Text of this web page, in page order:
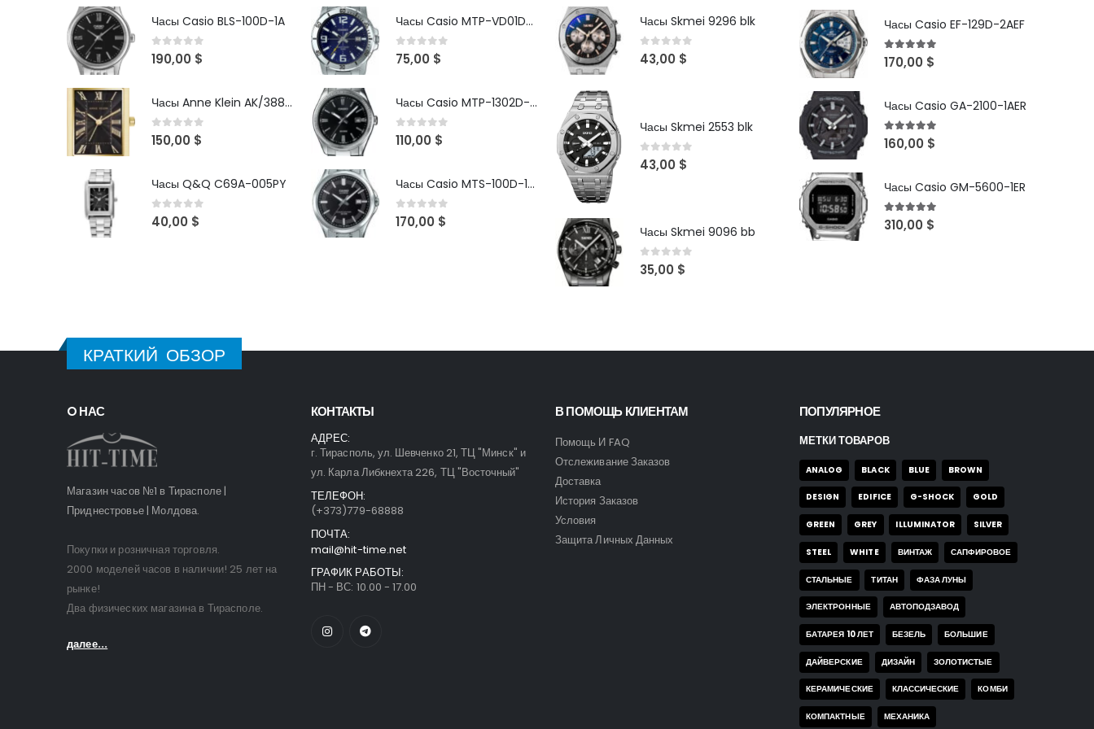
Часы Casio BLS-100D-1A
0out of 5
190,00 $
Часы Anne Klein AK/3882BKGB
0out of 5
150,00 $
Часы Q&Q C69A-005PY
0 out of 5
40,00 $
Часы Casio MTP-VD01D-2B
0out of 5
75,00 $
Часы Casio MTP-1302D-1A1VDF
0out of 5
110,00 $
Часы Casio MTS-100D-1AV
0out of 5
170,00 $
Часы Skmei 9296 blk
0 out of 5
43,00 $
Часы Skmei 2553 blk
0 out of 5
43,00 $
Часы Skmei 9096 bb
0out of 5
35,00 $
Часы Casio EF-129D-2AEF
5out of 5
170,00 $
Часы Casio GA-2100-1AER
5out of 5
160,00 $
Часы Casio GM-5600-1ER
5out of 5
310,00 $
КРАТКИЙ ОБЗОР
O НАС
Магазин часов №1 в Тирасполе |
Приднестровье | Молдова.
Покупки и розничная торговля.
2000 моделей часов в наличии! 25 лет на
рынке!
Два физических магазина в Тирасполе.
далее...
КОНТАКТЫ
АДРЕС:
г. Тирасполь, ул. Шевченко 21, ТЦ "Минск" и
ул. Карла Либкнехта 226, ТЦ "Восточный"
ТЕЛЕФОН:
(+373)779-68888
ПОЧТА:
mail@hit-time.net
ГРАФИК РАБОТЫ:
ПН - ВС: 10.00 - 17.00
В ПОМОЩЬ КЛИЕНТАМ
Помощь И FAQ
Отслеживание Заказов
Доставка
История Заказов
Условия
Защита Личных Данных
ПОПУЛЯРНОЕ
МЕТКИ ТОВАРОВ
ANALOG BLACK BLUE BROWN
DESIGN EDIFICE G-SHOCK GOLD
GREEN GREY ILLUMINATOR SILVER
STEEL WHITE ВИНТАЖ САПФИРОВОЕ
СТАЛЬНЫЕ ТИТАН ФАЗА ЛУНЫ
ЭЛЕКТРОННЫЕ АВТОПОДЗАВОД
БАТАРЕЯ 10 ЛЕТ БЕЗЕЛЬ БОЛЬШИЕ
ДАЙВЕРСКИЕ ДИЗАЙН ЗОЛОТИСТЫЕ
КЕРАМИЧЕСКИЕ КЛАССИЧЕСКИЕ КОМБИ
КОМПАКТНЫЕ МЕХАНИКА